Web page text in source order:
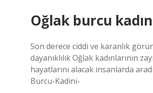
Oğlak burcu
Son derece ciddi ve karanlık
dayanıklılık Oğlak kadınlarının
hayatlarını alacak insanlarda
Burcu-Kadini-